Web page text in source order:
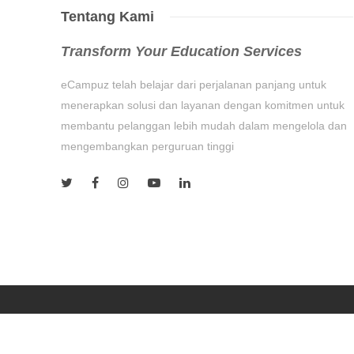
Tentang Kami
Transform Your Education Services
eCampuz telah belajar dari perjalanan panjang untuk
menerapkan solusi dan layanan dengan komitmen untuk
membantu pelanggan lebih mudah dalam mengelola dan
mengembangkan perguruan tinggi